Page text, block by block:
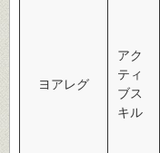
ヨアレグ
アク
ティ
ブス
キル